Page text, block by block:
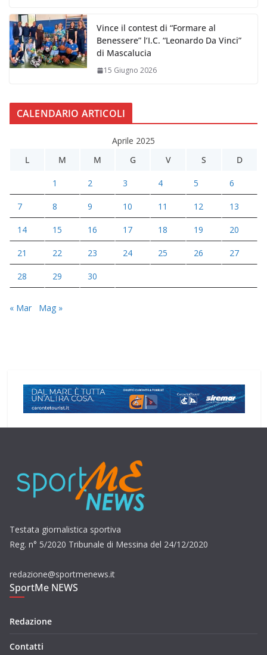
Vince il contest di “Formare al
Benessere” l’I.C. “Leonardo Da Vinci”
di Mascalucia
15 Giugno 2026
CALENDARIO ARTICOLI
Aprile 2025
L
M M G V S D
1 2 3 4 5 6
7 8 9 10 11 12 13
14 15 16 17 18 19 20
21 22 23 24 25 26 27
28 29 30
« Mar Mag »
Testata giornalistica sportiva
Reg. n° 5/2020 Tribunale di Messina del 24/12/2020
redazione@sportmenews.it
SportMe NEWS
Redazione
Contatti